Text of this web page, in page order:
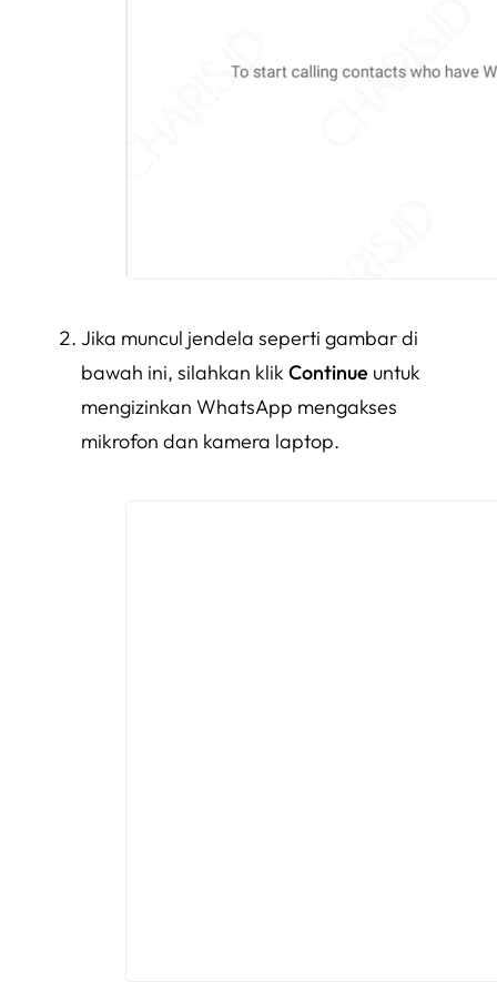
Jika muncul jendela seperti gambar di
bawah ini, silahkan klik Continue untuk
mengizinkan WhatsApp mengakses
mikrofon dan kamera laptop.